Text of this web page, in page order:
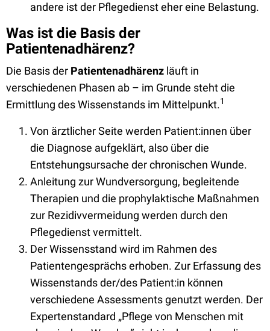
andere ist der Pflegedienst eher eine Belastung.
Was ist die Basis der
Patientenadhärenz?
Die Basis der Patientenadhärenz läuft in
verschiedenen Phasen ab – im Grunde steht die
Ermittlung des Wissenstands im Mittelpunkt.1
Von ärztlicher Seite werden Patient:innen über
die Diagnose aufgeklärt, also über die
Entstehungsursache der chronischen Wunde.
Anleitung zur Wundversorgung, begleitende
Therapien und die prophylaktische Maßnahmen
zur Rezidivvermeidung werden durch den
Pflegedienst vermittelt.
Der Wissensstand wird im Rahmen des
Patientengesprächs erhoben. Zur Erfassung des
Wissenstands der/des Patient:in können
verschiedene Assessments genutzt werden. Der
Expertenstandard „Pflege von Menschen mit